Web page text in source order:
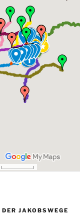
JAKOBSWEGE